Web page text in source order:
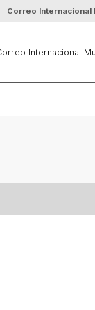
Correo Internacional
Internacional